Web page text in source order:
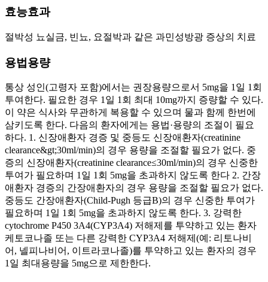
효능효과
절박성 뇨실금, 빈뇨, 요절박과 같은 과민성방광 증상의 치료
용법용량
통상 성인(고령자 포함)에서는 권장용량으로서 5mg을 1일 1회
투여한다. 필요한 경우 1일 1회 최대 10mg까지 증량할 수 있다.
이 약은 식사와 무관하게 복용할 수 있으며 물과 함께 한번에
삼키도록 한다. 다음의 환자에게는 용법·용량의 조절이 필요
하다. 1. 신장애환자 경증 및 중등도 신장애환자(creatinine
clearance&gt;30ml/min)의 경우 용량을 조절할 필요가 없다. 중
증의 신장애환자(creatinine clearance≤30ml/min)의 경우 신중한
투여가 필요하며 1일 1회 5mg을 초과하지 않도록 한다 2. 간장
애환자 경증의 간장애환자의 경우 용량을 조절할 필요가 없다.
중등도 간장애환자(Child-Pugh 등급B)의 경우 신중한 투여가
필요하며 1일 1회 5mg을 초과하지 않도록 한다. 3. 강력한
cytochrome P450 3A4(CYP3A4) 저해제를 투약하고 있는 환자
케토코나졸 또는 다른 강력한 CYP3A4 저해제(예: 리토나비
어, 넬피나비어, 이트라코나졸)를 투약하고 있는 환자의 경우
1일 최대용량을 5mg으로 제한한다.